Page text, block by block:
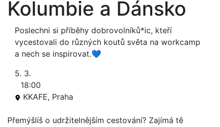
Kolumbie a Dánsko
Poslechni si příběhy dobrovolníků*ic, kteří
vycestovali do různých koutů světa na workcamp
a nech se inspirovat.💙
5. 3.
18:00
KKAFE, Praha
Přemýšlíš o udržitelnějším cestování? Zajímá tě